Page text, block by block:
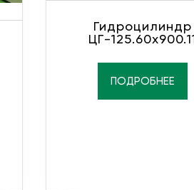
Гидроцилиндр
ЦГ-
ПОДРОБНЕЕ